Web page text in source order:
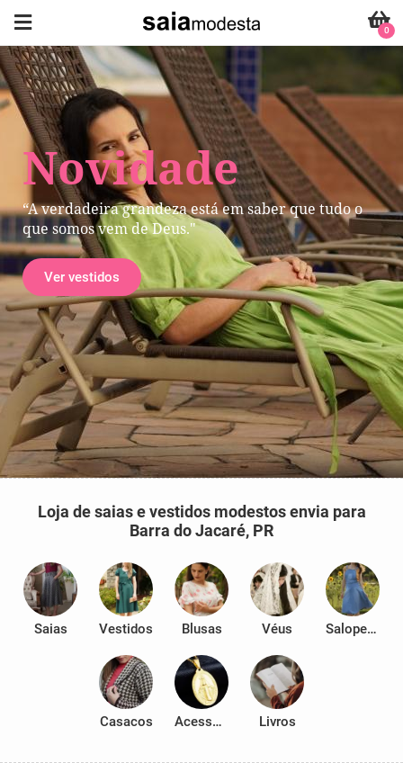
Novidade
“A verdadeira grandeza está em saber que tudo o
que somos vem de Deus."
Ver vestidos
0
Loja de saias e vestidos modestos envia para
Barra do Jacaré, PR
Saias Vestidos Blusas Véus Salopetes
Casacos Acessórios Livros